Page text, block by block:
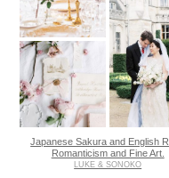
Japanese Sakura and English
Romanticism and Fine Art.
LUKE & SONOKO